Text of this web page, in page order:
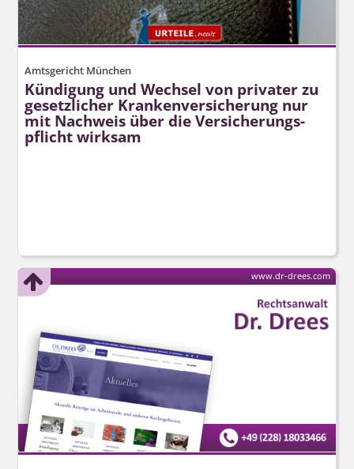
Amtsgericht München
Kündigung und Wechsel von privater zu
gesetzlicher Krankenversicherung nur
mit Nachweis über die Versicherungs­
pflicht wirksam
www.dr-drees.com